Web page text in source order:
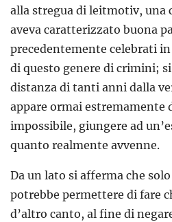
alla stregua di leitmotiv, una
aveva caratterizzato buona
precedentemente celebrati
di questo genere di crimini;
distanza di tanti anni dalla
appare ormai estremamente
impossibile, giungere ad
quanto realmente avvenne.
Da un lato si afferma che
potrebbe permettere di fare
d’altro canto, al fine di